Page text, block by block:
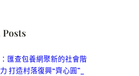
Posts
匯查包養網聚新的社會階
打造村落復興“齊心圓”_